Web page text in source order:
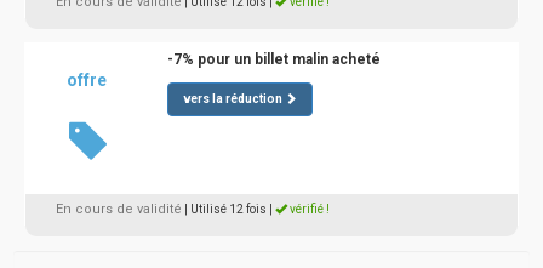
offre
-7% pour un billet malin acheté
vers la réduction
En cours de validité | Utilisé 12 fois vérifié !